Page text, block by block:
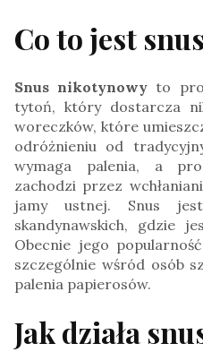
Co to jest
Snus nikotynowy to
tytoń, który dostarcza
woreczków, które
odróżnieniu od
wymaga palenia, a
zachodzi przez
jamy ustnej. Snus
skandynawskich, gdzie
Obecnie jego
szczególnie wśród osób
palenia papierosów.
Jak działa